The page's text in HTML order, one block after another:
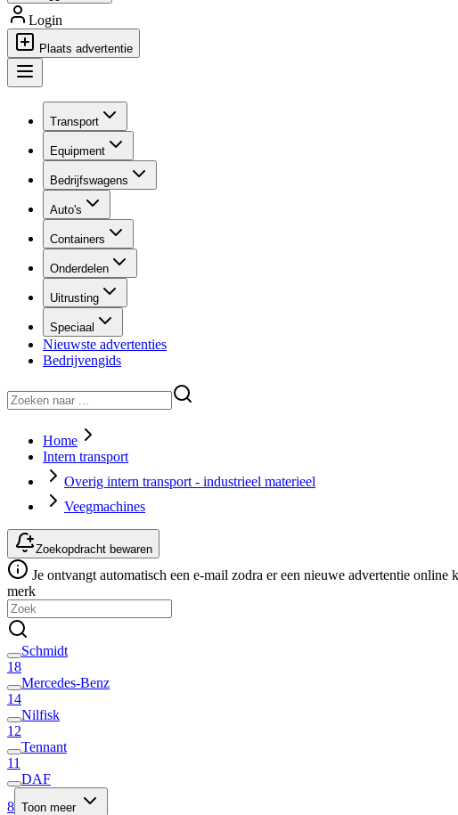
Login
Plaats advertentie
Transport
Equipment
Bedrijfswagens
Auto's
Containers
Onderdelen
Uitrusting
Speciaal
Nieuwste advertenties
Bedrijvengids
Home
Intern transport
Overig intern transport - industrieel materieel
Veegmachines
Zoekopdracht bewaren
Je ontvangt automatisch een e-mail zodra er een nieuwe advertentie
merk
Schmidt
18
Mercedes-Benz
14
Nilfisk
12
Tennant
11
DAF
8 Toon meer